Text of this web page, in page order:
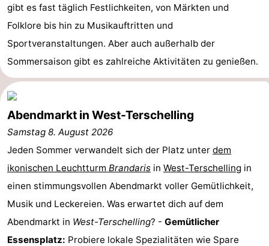
Natur
Jugend
Übernachten
Appartements
-
Elements
-
Kaap
West
-
Résidence
Terschelling
-
Strandappartementen
-
gibt es fast täglich Festlichkeiten, von Märkten und
Folklore bis hin zu Musikauftritten und
Sportveranstaltungen. Aber auch außerhalb der
Sommersaison gibt es zahlreiche Aktivitäten zu genießen.
Abendmarkt in West-Terschelling
Samstag 8. August 2026
Jeden Sommer verwandelt sich der Platz unter dem
ikonischen Leuchtturm Brandaris in West-Terschelling in
einen stimmungsvollen Abendmarkt voller Gemütlichkeit,
Musik und Leckereien. Was erwartet dich auf dem
Abendmarkt in West-Terschelling? - Gemütlicher
Essensplatz: Probiere lokale Spezialitäten wie Spare